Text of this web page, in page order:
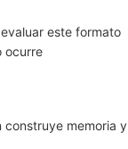
este formato
ocurre
construye memoria y